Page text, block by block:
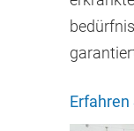
Erfahren